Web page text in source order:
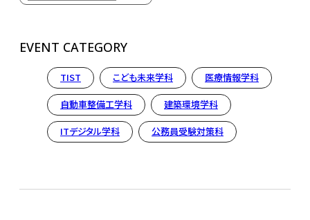
EVENT CATEGORY
TIST こども未来学科 医療情報学科
自動車整備工学科 建築環境学科
ITデジタル学科 公務員受験対策科